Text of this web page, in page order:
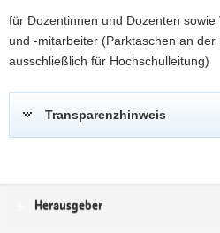
für Dozentinnen und Dozenten
und -mitarbeiter (Parktaschen an der
ausschließlich für Hochschulleitung)
Transparenzhinweis
Service
Herausgeber